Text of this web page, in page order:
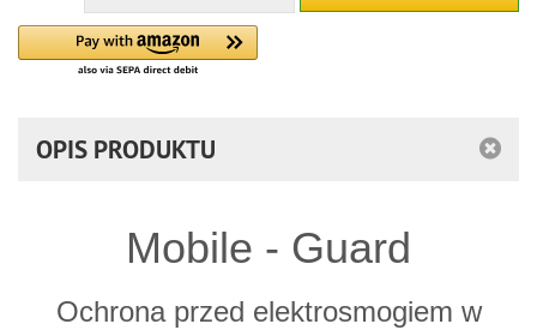
OPIS PRODUKTU
Mobile - Guard
Ochrona przed elektrosmogiem w